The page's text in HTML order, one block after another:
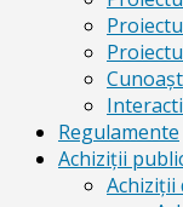
Regulamente
Achiziții
Achiziții